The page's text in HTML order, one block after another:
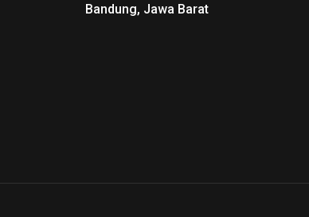
Bandung, Jawa Barat